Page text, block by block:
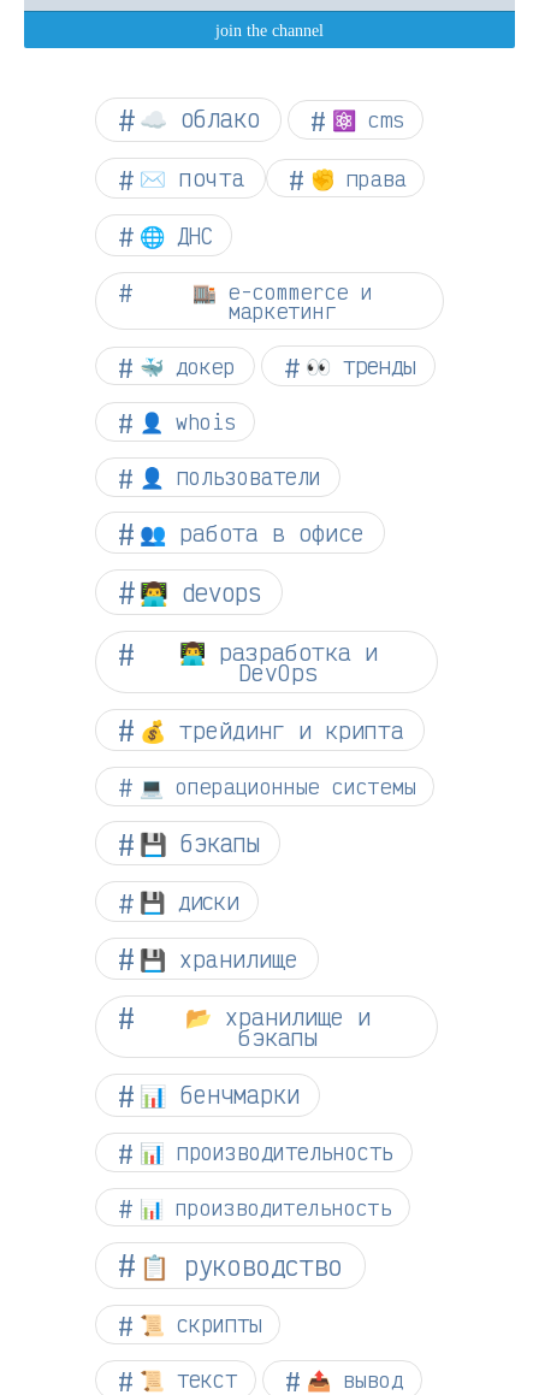
☁︎ облако ⚛ cms
✉️ почта ✊ права
🌐 ДНС
🏬 e-commerce и
маркетинг
🐳 докер 👀 тренды
👤 whois
👤 пользователи
👥 работа в офисе
👨‍💻 devops
👨‍💻 разработка и
DevOps
💰 трейдинг и крипта
💻 операционные системы
💾 бэкапы
💾 диски
💾 хранилище
📂 хранилище и
бэкапы
📊 бенчмарки
📊 производительность
📊 производительность
📋 руководство
📜 скрипты
📜 текст 📤 вывод